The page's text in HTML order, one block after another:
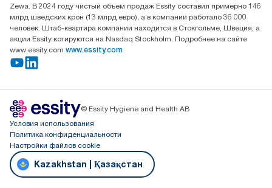
Zewa. В 2024 году чистый объем продаж Essity составил примерно 146
млрд шведских крон (13 млрд евро), а в компании работало 36 000
человек. Штаб-квартира компании находится в Стокгольме, Швеция, а
акции Essity котируются на Nasdaq Stockholm. Подробнее на сайте
www.essity.com www.essity.com
© Essity Hygiene and Health AB
Условия использования
Политика конфиденциальности
Настройки файлов cookie
Kazakhstan | Қазақстан